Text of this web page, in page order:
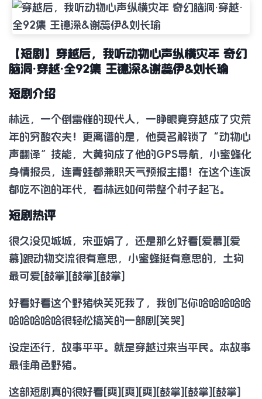
【短剧】穿越后，我听动物心声纵横灾年 奇幻
脑洞·穿越·全92集 王镱深&谢蕊伊&刘长瑜
短剧介绍
林远，一个倒霉催的现代人，一睁眼竟穿越成了灾荒
年的穷酸农夫！更离谱的是，他莫名解锁了“动物心
声翻译”技能，大黄狗成了他的GPS导航，小蜜蜂化
身情报员，连青蛙都兼职天气预报主播！在这个连饭
都吃不饱的年代，看林远如何带整个村子起飞。
短剧热评
很久没见城城，宋亚娟了，还是那么好看[爱慕][爱
慕]跟动物交流很有意思，小蜜蜂挺有意思的，土狗
最可爱[鼓掌][鼓掌][鼓掌]
好看好看这个野猪快笑死我了，我创飞你哈哈哈哈哈
哈哈哈哈哈很轻松搞笑的一部剧[笑哭]
设定还行，故事平平。就是穿越过来当平民。本故事
最佳角色野猪。
这部短剧真的很好看[爽][爽][爽][鼓掌][鼓掌][鼓掌]